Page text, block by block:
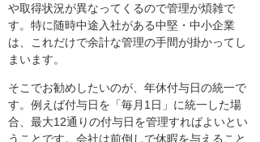
や取得状況が異なってくるので管理が煩雑で
す。特に随時中途入社がある中堅・中小企業
は、これだけで余計な管理の手間が掛かってし
まいます。
そこでお勧めしたいのが、年休付与日の統一で
す。例えば付与日を「毎月1日」に統一した場
合、最大12通りの付与日を管理すればよいとい
うことです。会社は前倒しで休暇を与えること